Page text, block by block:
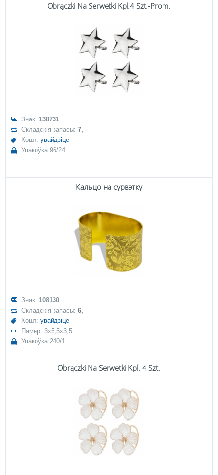
Obrączki Na Serwetki Kpl.4 Szt.-Prom.
Знак: 138731
Складскія запасы:7,
Кошт:увайдзіце
Упакоўка 96/24
Кальцо на сурвэтку
Знак: 108130
Складскія запасы:6,
Кошт:увайдзіце
Памер: 3x5,5x3,5
Упакоўка 240/1
Obrączki Na Serwetki Kpl. 4 Szt.